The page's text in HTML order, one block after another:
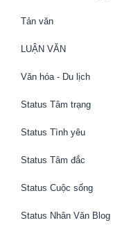
Tản văn
LUẬN VĂN
Văn hóa - Du lịch
Status Tâm trạng
Status Tình yêu
Status Tâm đắc
Status Cuộc sống
Status Nhân Văn Blog